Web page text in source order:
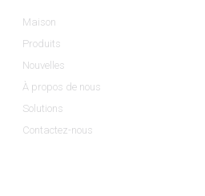
Maison
Produits
Nouvelles
À propos de nous
Solutions
Contactez-nous